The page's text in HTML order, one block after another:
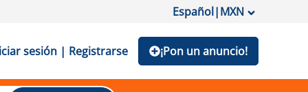
Español|MXN
sesión | Registrarse ¡Pon un anuncio!